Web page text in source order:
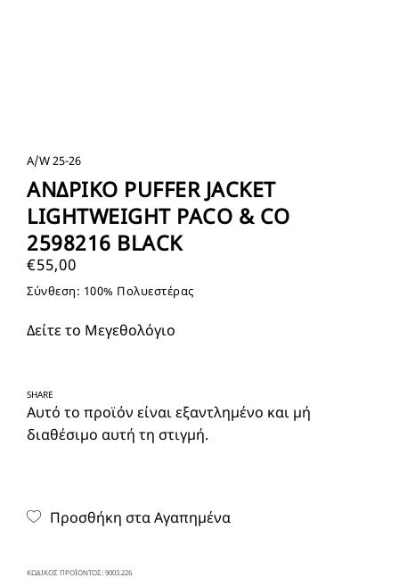
A/W 25-26
ΑΝΔΡΙΚΟ PUFFER JACKET
LIGHTWEIGHT PACO & CO
2598216 BLACK
€55,00
Σύνθεση: 100% Πολυεστέρας
Δείτε το Μεγεθολόγιο
SHARE
Αυτό το προϊόν είναι εξαντλημένο και μή
διαθέσιμο αυτή τη στιγμή.
Προσθήκη στα Αγαπημένα
ΚΩΔΙΚΌΣ ΠΡΟΪΌΝΤΟΣ:9003.226